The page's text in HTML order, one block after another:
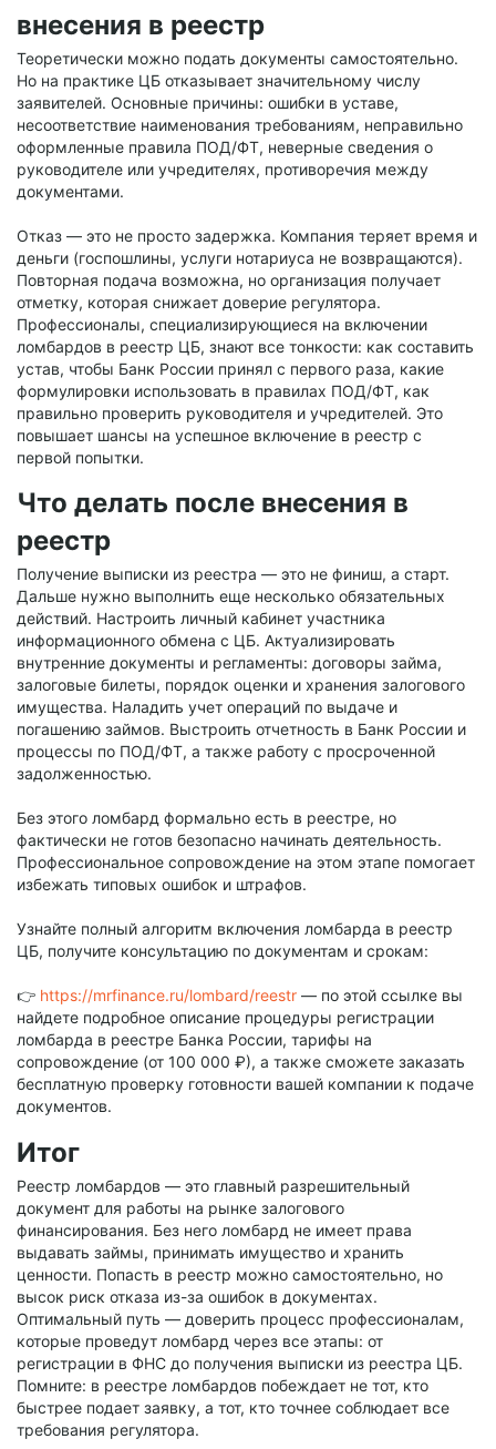
внесения в реестр
Теоретически можно подать документы самостоятельно.
Но на практике ЦБ отказывает значительному числу
заявителей. Основные причины: ошибки в уставе,
несоответствие наименования требованиям, неправильно
оформленные правила ПОД/ФТ, неверные сведения о
руководителе или учредителях, противоречия между
документами.
Отказ — это не просто задержка. Компания теряет время и
деньги (госпошлины, услуги нотариуса не возвращаются).
Повторная подача возможна, но организация получает
отметку, которая снижает доверие регулятора.
Профессионалы, специализирующиеся на включении
ломбардов в реестр ЦБ, знают все тонкости: как составить
устав, чтобы Банк России принял с первого раза, какие
формулировки использовать в правилах ПОД/ФТ, как
правильно проверить руководителя и учредителей. Это
повышает шансы на успешное включение в реестр с
первой попытки.
Что делать после внесения в
реестр
Получение выписки из реестра — это не финиш, а старт.
Дальше нужно выполнить еще несколько обязательных
действий. Настроить личный кабинет участника
информационного обмена с ЦБ. Актуализировать
внутренние документы и регламенты: договоры займа,
залоговые билеты, порядок оценки и хранения залогового
имущества. Наладить учет операций по выдаче и
погашению займов. Выстроить отчетность в Банк России и
процессы по ПОД/ФТ, а также работу с просроченной
задолженностью.
Без этого ломбард формально есть в реестре, но
фактически не готов безопасно начинать деятельность.
Профессиональное сопровождение на этом этапе помогает
избежать типовых ошибок и штрафов.
Узнайте полный алгоритм включения ломбарда в реестр
ЦБ, получите консультацию по документам и срокам:
👉 https://mrfinance.ru/lombard/reestr — по этой ссылке вы
найдете подробное описание процедуры регистрации
ломбарда в реестре Банка России, тарифы на
сопровождение (от 100 000 ₽), а также сможете заказать
бесплатную проверку готовности вашей компании к подаче
документов.
Итог
Реестр ломбардов — это главный разрешительный
документ для работы на рынке залогового
финансирования. Без него ломбард не имеет права
выдавать займы, принимать имущество и хранить
ценности. Попасть в реестр можно самостоятельно, но
высок риск отказа из-за ошибок в документах.
Оптимальный путь — доверить процесс профессионалам,
которые проведут ломбард через все этапы: от
регистрации в ФНС до получения выписки из реестра ЦБ.
Помните: в реестре ломбардов побеждает не тот, кто
быстрее подает заявку, а тот, кто точнее соблюдает все
требования регулятора.